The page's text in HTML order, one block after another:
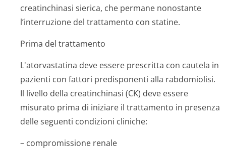
creatinchinasi sierica, che permane nonostante
l’interruzione del trattamento con statine.
Prima del trattamento
L'atorvastatina deve essere prescritta con cautela in
pazienti con fattori predisponenti alla rabdomiolisi.
Il livello della creatinchinasi (CK) deve essere
misurato prima di iniziare il trattamento in presenza
delle seguenti condizioni cliniche:
– compromissione renale